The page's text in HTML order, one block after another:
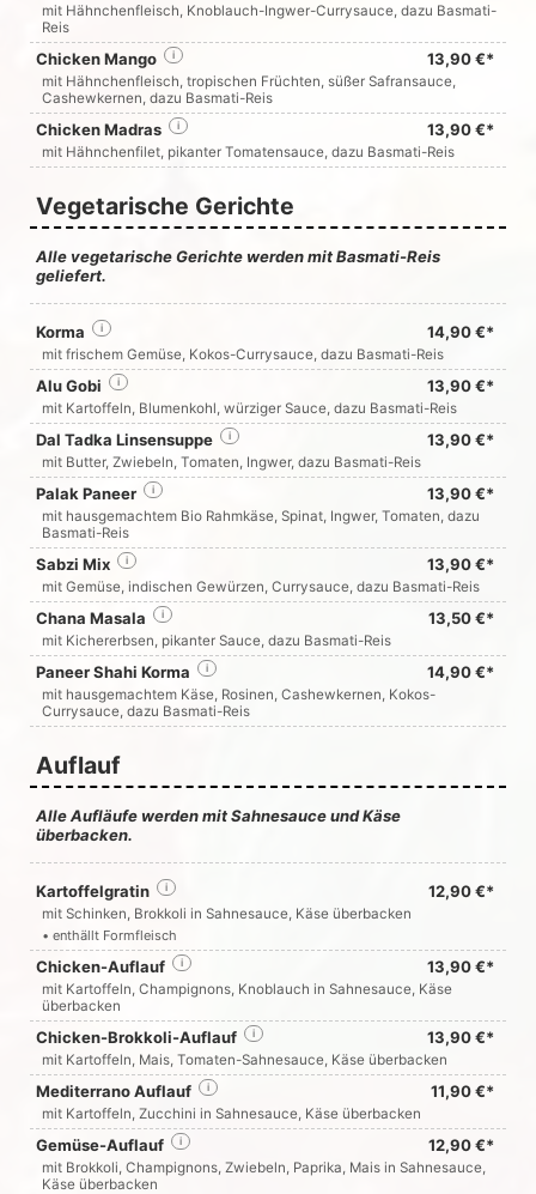
mit Hähnchenfleisch, Knoblauch-Ingwer-Currysauce, dazu Basmati-
Reis
Chicken Mango 13,90 €*
i
mit Hähnchenfleisch, tropischen Früchten, süßer Safransauce,
Cashewkernen, dazu Basmati-Reis
Chicken Madras 13,90 €*
i
mit Hähnchenfilet, pikanter Tomatensauce, dazu Basmati-Reis
Vegetarische Gerichte
Alle vegetarische Gerichte werden mit Basmati-Reis
geliefert.
Korma 14,90 €*
i
mit frischem Gemüse, Kokos-Currysauce, dazu Basmati-Reis
Alu Gobi 13,90 €*
i
mit Kartoffeln, Blumenkohl, würziger Sauce, dazu Basmati-Reis
Dal Tadka Linsensuppe 13,90 €*
i
mit Butter, Zwiebeln, Tomaten, Ingwer, dazu Basmati-Reis
Palak Paneer 13,90 €*
i
mit hausgemachtem Bio Rahmkäse, Spinat, Ingwer, Tomaten, dazu
Basmati-Reis
Sabzi Mix 13,90 €*
i
mit Gemüse, indischen Gewürzen, Currysauce, dazu Basmati-Reis
Chana Masala 13,50 €*
i
mit Kichererbsen, pikanter Sauce, dazu Basmati-Reis
Paneer Shahi Korma 14,90 €*
i
mit hausgemachtem Käse, Rosinen, Cashewkernen, Kokos-
Currysauce, dazu Basmati-Reis
Auflauf
Alle Aufläufe werden mit Sahnesauce und Käse
überbacken.
Kartoffelgratin 12,90 €*
i
mit Schinken, Brokkoli in Sahnesauce, Käse überbacken
• enthällt Formfleisch
Chicken-Auflauf 13,90 €*
i
mit Kartoffeln, Champignons, Knoblauch in Sahnesauce, Käse
überbacken
Chicken-Brokkoli-Auflauf 13,90 €*
i
mit Kartoffeln, Mais, Tomaten-Sahnesauce, Käse überbacken
Mediterrano Auflauf 11,90 €*
i
mit Kartoffeln, Zucchini in Sahnesauce, Käse überbacken
Gemüse-Auflauf 12,90 €*
i
mit Brokkoli, Champignons, Zwiebeln, Paprika, Mais in Sahnesauce,
Käse überbacken